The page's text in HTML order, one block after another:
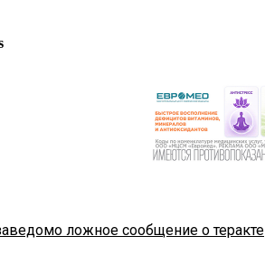
ложное сообщение о теракте